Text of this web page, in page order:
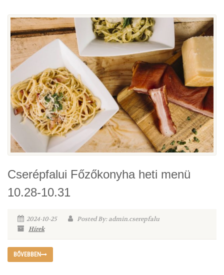
Cserépfalui Főzőkonyha heti menü
10.28-10.31
2024-10-25
Posted By: admin.cserepfalu
Hírek
BŐVEBBEN